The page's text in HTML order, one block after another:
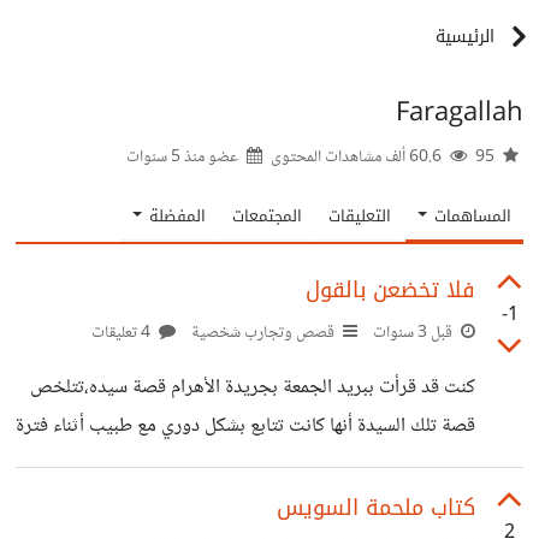
الرئيسية
Faragallah
عضو منذ5 سنوات
المساهمات التعليقات المجتمعات المفضلة
-1
فلا تخضعن بالقول
قبل 3 سنوات قصص وتجارب شخصية
كنت قد قرأت ببريد الجمعة بجريدة الأهرام قصة سيده،تتلخص
قصة تلك السيدة أنها كانت تتابع بشكل دوري مع طبيب أثناء فترة
حملها. كانت تلك السيدة تزور الطبيب بمفردها دون مرافق،فكانت
تتطرق للحديث مع الطبيب عن حياتها الشخصية وهو كذلك
كتاب ملحمة السويس